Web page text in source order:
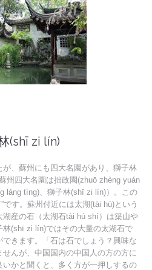
(shī zi lín)
、蘇州にも四大名園があり、獅子林
州四大名園は拙政園(zhuō zhèng yuán
làng tíng)、獅子林(shī zi lín)）。この
す。蘇州付近には太湖(tài hú)という
産の石（太湖石tài hú shí）は築山や
林(shī zi lín)ではその大量の太湖石で
きます。「石は石でしょう？興味な
んが、中国国内の中国人の方の方に
かと聞くと、多く方が一押しするの